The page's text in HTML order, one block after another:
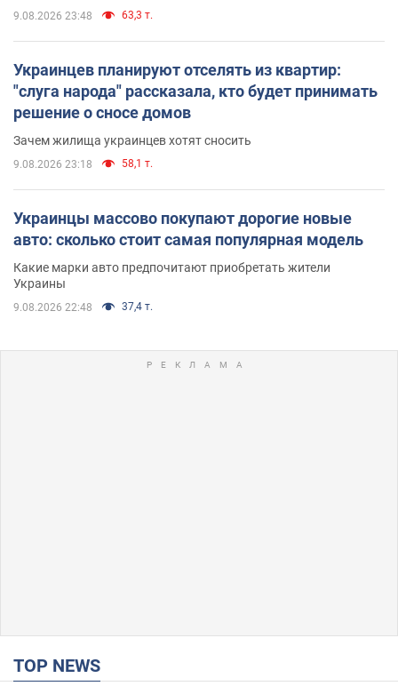
9.08.2026 23:48 63,3 т.
Украинцев планируют отселять из квартир:
"слуга народа" рассказала, кто будет принимать
решение о сносе домов
Зачем жилища украинцев хотят сносить
9.08.2026 23:18 58,1 т.
Украинцы массово покупают дорогие новые
авто: сколько стоит самая популярная модель
Какие марки авто предпочитают приобретать жители
Украины
9.08.2026 22:48 37,4 т.
TOP NEWS